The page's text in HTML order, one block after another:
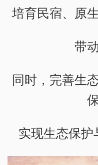
培育民宿、原
带
同时，完善生
实现生态保